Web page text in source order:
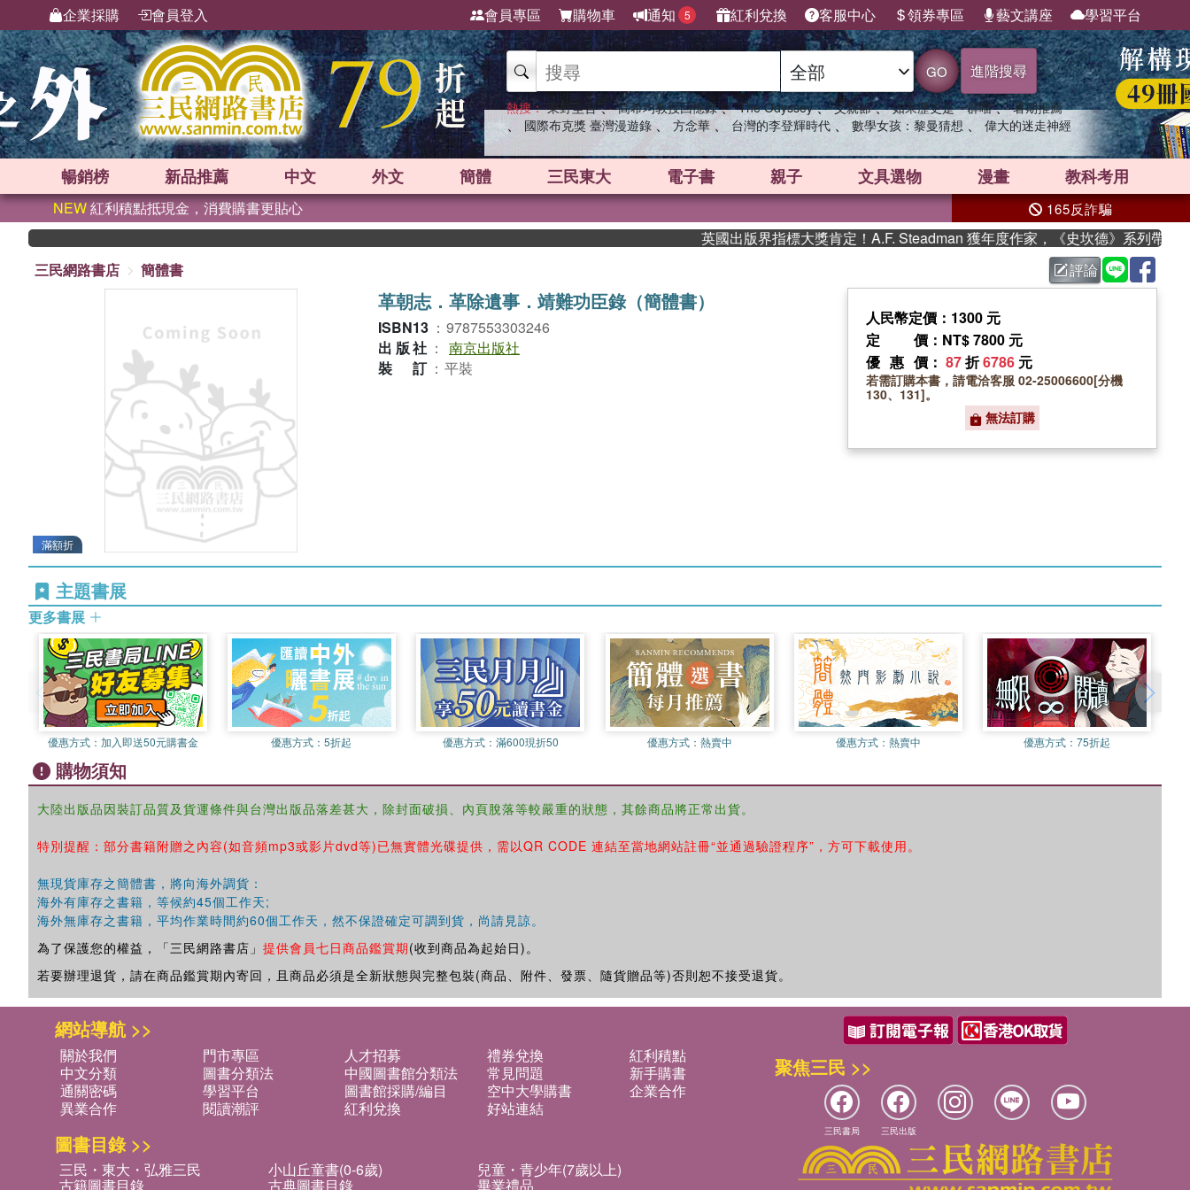
企業採購 會員登入 會員專區 購物車 通知 5 紅利兌換 客服中心 領券專區 藝文講座 學習平台
GO 進階搜尋
熱搜： 東野圭吾 、 高希均教授回憶錄 、 The Odyssey 、 父親節 、 如果歷史是一群喵 、 暑期推薦
、 國際布克獎 臺灣漫遊錄 、 方念華 、 台灣的李登輝時代 、 數學女孩：黎曼猜想 、 偉大的迷走神經
暢銷榜 新品推薦 中文 外文 簡體 三民東大 電子書 親子 文具選物 漫畫 教科考用
NEW紅利積點抵現金，消費購書更貼心 165反詐騙
英國出版界指標大獎肯定！A.F. Steadman 獲年度作家，《史坎德》系列帶你踏上
三民網路書店
簡體書 評論
滿額折
革朝志．革除遺事．靖難功臣錄（簡體書）
ISBN13 ： 9787553303246
出版社 ： 南京出版社
裝訂 ： 平裝
人民幣定價：1300 元
定價 ：NT$ 7800 元
優惠價 ： 87折6786 元
若需訂購本書，請電洽客服 02-25006600[分機
130、131]。
無法訂購
主題書展
更多書展
優惠方式： 加入即送50元購書金 優惠方式：5折起 優惠方式： 滿600現折50 優惠方式： 熱賣中 優惠方式： 熱賣中 優惠方式：75折起
購物須知
大陸出版品因裝訂品質及貨運條件與台灣出版品落差甚大，除封面破損、內頁脫落等較嚴重的狀態，其餘商品將正常出貨。
特別提醒：部分書籍附贈之內容(如音頻mp3或影片dvd等)已無實體光碟提供，需以QR CODE 連結至當地網站註冊“並通過驗證程序”，方可下載使用。
無現貨庫存之簡體書，將向海外調貨：
海外有庫存之書籍，等候約45個工作天;
海外無庫存之書籍，平均作業時間約60個工作天，然不保證確定可調到貨，尚請見諒。
為了保護您的權益，「三民網路書店」 提供會員七日商品鑑賞期(收到商品為起始日)。
若要辦理退貨，請在商品鑑賞期內寄回，且商品必須是全新狀態與完整包裝(商品、附件、發票、隨貨贈品等)否則恕不接受退貨。
網站導航 >>
關於我們 門市專區 人才招募 禮券兌換
紅利積點
中文分類
圖書分類法 中國圖書館分類法 常見問題
新手購書
通關密碼
學習平台 圖書館採購/編目 空中大學購書
企業合作
異業合作
閱讀潮評 紅利兌換 好站連結
圖書目錄 >>
三民・東大・弘雅三民 小山丘童書(0-6歲) 兒童・青少年(7歲以上)
古籍圖書目錄 古典圖書目錄 畢業禮品
聚焦三民 >>
三民書局 三民出版